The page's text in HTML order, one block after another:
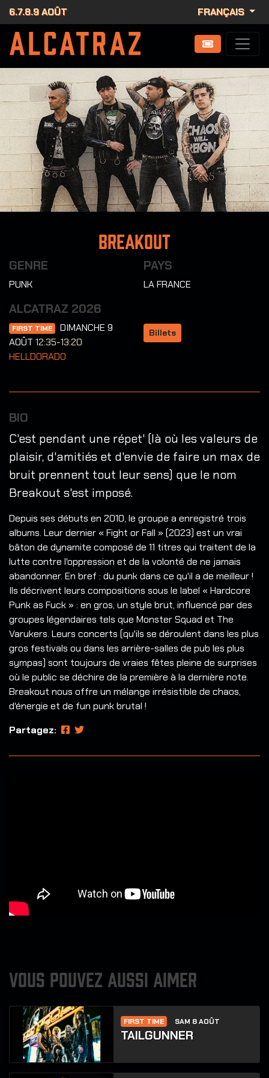
6.7.8.9 AOÛT FRANÇAIS
Breakout
GENRE
PUNK
PAYS
LA FRANCE
ALCATRAZ 2026
FIRST TIME
DIMANCHE 9
AOÛT 12:35-13:20
HELLDORADO
Billets
BIO
C'est pendant une répet' (là où les valeurs de
plaisir, d'amitiés et d'envie de faire un max de
bruit prennent tout leur sens) que le nom
Breakout s'est imposé.
Depuis ses débuts en 2010, le groupe a enregistré trois
albums. Leur dernier « Fight or Fall » (2023) est un vrai
bâton de dynamite composé de 11 titres qui traitent de la
lutte contre l'oppression et de la volonté de ne jamais
abandonner. En bref : du punk dans ce qu'il a de meilleur !
Ils décrivent leurs compositions sous le label « Hardcore
Punk as Fuck » : en gros, un style brut, influencé par des
groupes légendaires tels que Monster Squad et The
Varukers. Leurs concerts (qu'ils se déroulent dans les plus
gros festivals ou dans les arrière-salles de pub les plus
sympas) sont toujours de vraies fêtes pleine de surprises
où le public se déchire de la première à la dernière note.
Breakout nous offre un mélange irrésistible de chaos,
d'énergie et de fun punk brutal !
Partagez:
VOUS POUVEZ AUSSI AIMER
FIRST TIME SAM 8 AOÛT
TAILGUNNER